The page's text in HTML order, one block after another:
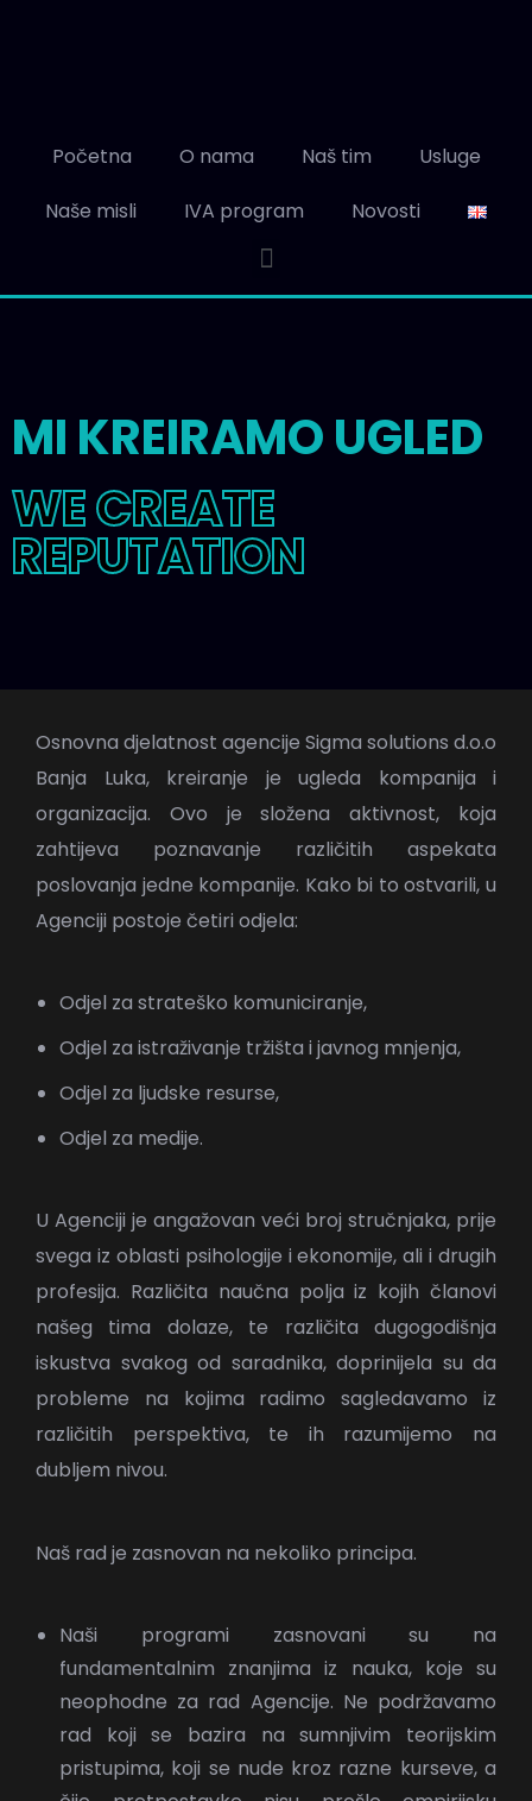
Početna O nama Naš tim
Usluge
Naše misli
IVA program Novosti
MI KREIRAMO UGLED
WE CREATE
REPUTATION
Osnovna djelatnost agencije Sigma solutions d.o.o
Banja Luka, kreiranje je ugleda kompanija i
organizacija. Ovo je složena aktivnost, koja
zahtijeva poznavanje različitih aspekata
poslovanja jedne kompanije. Kako bi to ostvarili, u
Agenciji postoje četiri odjela:
Odjel za strateško komuniciranje,
Odjel za istraživanje tržišta i javnog mnjenja,
Odjel za ljudske resurse,
Odjel za medije.
U Agenciji je angažovan veći broj stručnjaka, prije
svega iz oblasti psihologije i ekonomije, ali i drugih
profesija. Različita naučna polja iz kojih članovi
našeg tima dolaze, te različita dugogodišnja
iskustva svakog od saradnika, doprinijela su da
probleme na kojima radimo sagledavamo iz
različitih perspektiva, te ih razumijemo na
dubljem nivou.
Naš rad je zasnovan na nekoliko principa.
Naši programi zasnovani su na
fundamentalnim znanjima iz nauka, koje su
neophodne za rad Agencije. Ne podržavamo
rad koji se bazira na sumnjivim teorijskim
pristupima, koji se nude kroz razne kurseve, a